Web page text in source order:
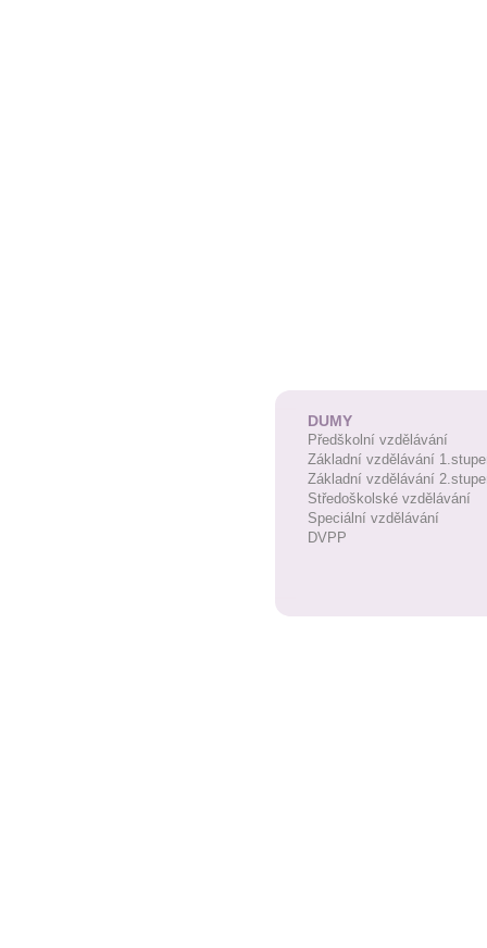
DUMY
Předškolní vzdělávání
Základní vzdělávání
Základní vzdělávání
Středoškolské vzdělávání
Speciální vzdělávání
DVPP